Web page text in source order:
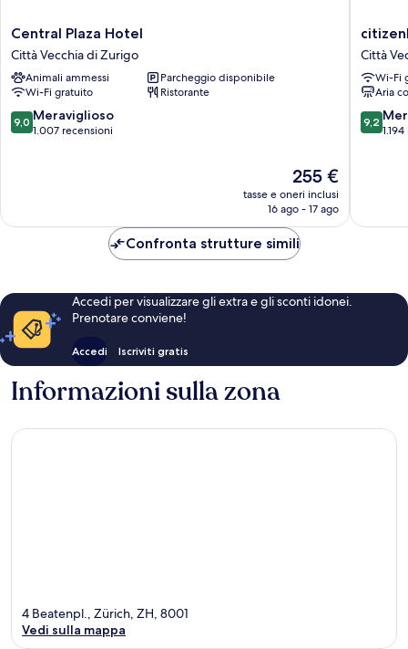
Central
Plaza
Hotel
Città
Vecchia
di
Zurigo
Central Plaza Hotel
Città Vecchia di Zurigo
Animali ammessi
Parcheggio disponibile
Wi-Fi gratuito
Ristorante
9.0
su
9,0 Meraviglioso
1.007 recensioni
Il
prezzo
attuale
255 €
255 €
tasse e oneri inclusi
16 ago - 17 ago
citizenM
Zürich
Città
Vecchia
di
Zurigo
Città
Wi-Fi
Aria
9.2
su
9,2
Confronta strutture simili
Accedi per visualizzare gli extra e gli sconti idonei.
Prenotare conviene!
Accedi Iscriviti gratis
Informazioni sulla zona
4 Beatenpl., Zürich, ZH, 8001
Vedi sulla mappa